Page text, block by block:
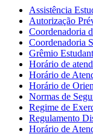
Assistência
Autorização
Coordenadoria
Coordenadoria
Grêmio
Horário de
Horário de
Horário de
Normas de
Regime de
Regulamento
Horário de